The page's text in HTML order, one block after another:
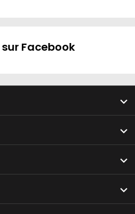
Facebook



